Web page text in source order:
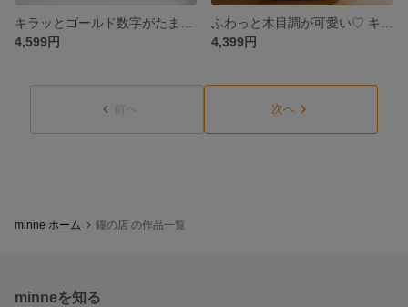
4,599円
4,399円
前へ 次へ
minne ホーム 鐘の店 の作品一覧
minneを知る